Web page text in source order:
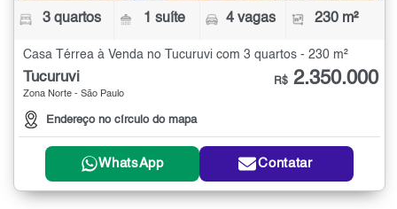
3 quartos 1 suíte 4 vagas 230 m²
Casa Térrea à Venda no Tucuruvi com 3 quartos - 230 m²
Tucuruvi
Zona Norte - São Paulo
Endereço no círculo do mapa
R$ 2.350.000
WhatsApp Contatar